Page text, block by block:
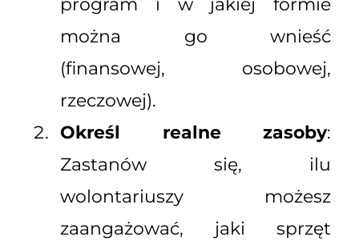
program i w jakiej formie
można go wnieść
(finansowej, osobowej,
rzeczowej).
Określ realne zasoby:
Zastanów się, ilu
wolontariuszy możesz
zaangażować, jaki sprzęt